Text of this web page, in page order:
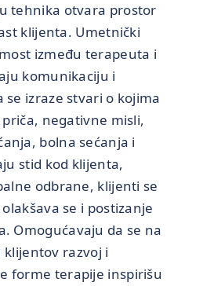
tehnika otvara prostor
klijenta. Umetnički
između terapeuta i
komunikaciju i
se izraze stvari o kojima
negativne misli,
bolna sećanja i
stid kod klijenta,
odbrane, klijenti se
se i postizanje
Omogućavaju da se na
razvoj i
forme terapije inspirišu